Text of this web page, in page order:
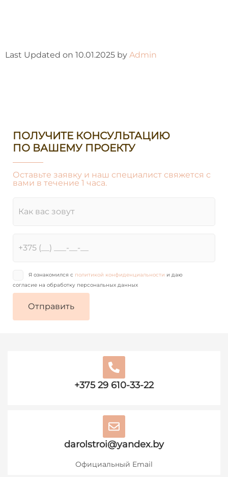
Last Updated on 10.01.2025 by Admin
ПОЛУЧИТЕ КОНСУЛЬТАЦИЮ
ПО ВАШЕМУ ПРОЕКТУ
Оставьте заявку и наш специалист свяжется с
вами в течение 1 часа.
Я ознакомился с политикой конфиденциальности и даю
согласие на обработку персональных данных
+375 29 610-33-22
darolstroi@yandex.by
Официальный Email